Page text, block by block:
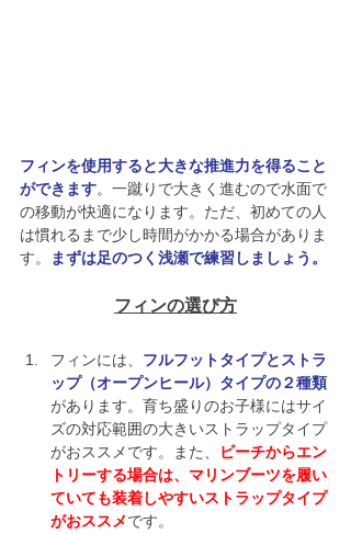
フィンを使用すると大きな推進力を得ること
ができます。一蹴りで大きく進むので水面で
の移動が快適になります。ただ、初めての人
は慣れるまで少し時間がかかる場合がありま
す。
まずは足のつく浅瀬で練習しましょう。
フィンの選び方
フィンには、 フルフットタイプとストラ
ップ（オープンヒール）タイプの２種類
があります。育ち盛りのお子様にはサイ
ズの対応範囲の大きいストラップタイプ
がおススメです。また、
ビーチからエン
トリーする場合は、マリンブーツを履い
ていても装着しやすいストラップタイプ
がおススメです。